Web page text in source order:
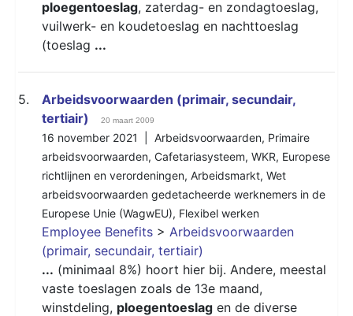
ploegentoeslag, zaterdag- en zondagtoeslag,
vuilwerk- en koudetoeslag en nachttoeslag
(toeslag ...
5.
Arbeidsvoorwaarden (primair, secundair,
tertiair)
20 maart 2009
16 november 2021 | Arbeidsvoorwaarden, Primaire
arbeidsvoorwaarden, Cafetariasysteem, WKR, Europese
richtlijnen en verordeningen, Arbeidsmarkt, Wet
arbeidsvoorwaarden gedetacheerde werknemers in de
Europese Unie (WagwEU), Flexibel werken
Employee Benefits > Arbeidsvoorwaarden
(primair, secundair, tertiair)
... (minimaal 8%) hoort hier bij. Andere, meestal
vaste toeslagen zoals de 13e maand,
winstdeling, ploegentoeslag en de diverse